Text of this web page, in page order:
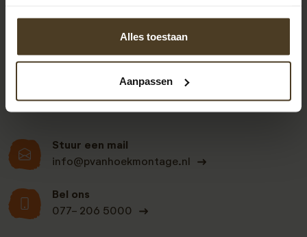
Alles toestaan
Aanpassen
Stuur een mail
info@pvanhoekmontage.nl
Bel ons
077- 206 5000
Klanten beoordelen